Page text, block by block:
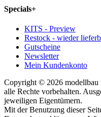
Specials+
KITS - Preview
Restock - wieder
Gutscheine
Newsletter
Mein Kundenkonto
Copyright © 2026 modellbau
alle Rechte vorbehalten.
jeweiligen Eigentümern.
Mit der Benutzung dieser